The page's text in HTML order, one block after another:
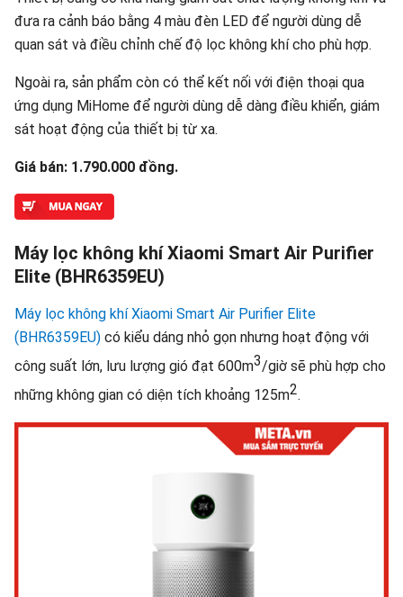
đưa ra cảnh báo bằng 4 màu đèn LED để người dùng dễ
quan sát và điều chỉnh chế độ lọc không khí cho phù hợp.
Ngoài ra, sản phẩm còn có thể kết nối với điện thoại qua
ứng dụng MiHome để người dùng dễ dàng điều khiển, giám
sát hoạt động của thiết bị từ xa.
Giá bán: 1.790.000 đồng.
Máy lọc không khí Xiaomi Smart Air Purifier
Elite (BHR6359EU)
Máy lọc không khí Xiaomi Smart Air Purifier Elite
(BHR6359EU) có kiểu dáng nhỏ gọn nhưng hoạt động với
công suất lớn, lưu lượng gió đạt 600m3/giờ sẽ phù hợp cho
những không gian có diện tích khoảng 125m2.